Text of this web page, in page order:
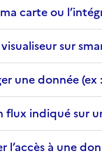
carte ou
sur
une donnée (ex :
indiqué sur
à une